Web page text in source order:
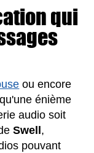
qui
ou encore
énième
audio soit
Swell,
pouvant